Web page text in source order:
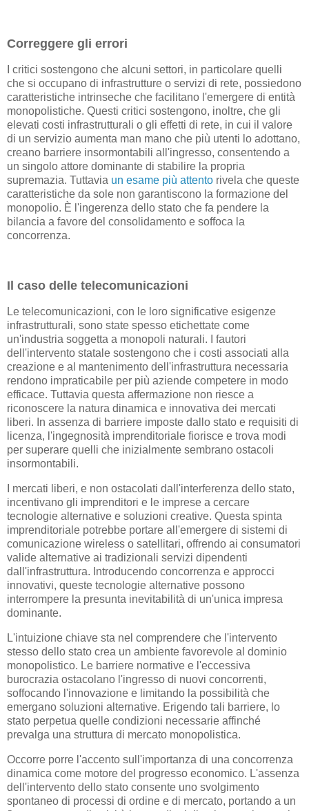
Correggere gli errori
I critici sostengono che alcuni settori, in particolare quelli
che si occupano di infrastrutture o servizi di rete, possiedono
caratteristiche intrinseche che facilitano l'emergere di entità
monopolistiche. Questi critici sostengono, inoltre, che gli
elevati costi infrastrutturali o gli effetti di rete, in cui il valore
di un servizio aumenta man mano che più utenti lo adottano,
creano barriere insormontabili all'ingresso, consentendo a
un singolo attore dominante di stabilire la propria
supremazia. Tuttavia un esame più attento rivela che queste
caratteristiche da sole non garantiscono la formazione del
monopolio. È l'ingerenza dello stato che fa pendere la
bilancia a favore del consolidamento e soffoca la
concorrenza.
Il caso delle telecomunicazioni
Le telecomunicazioni, con le loro significative esigenze
infrastrutturali, sono state spesso etichettate come
un'industria soggetta a monopoli naturali. I fautori
dell'intervento statale sostengono che i costi associati alla
creazione e al mantenimento dell'infrastruttura necessaria
rendono impraticabile per più aziende competere in modo
efficace. Tuttavia questa affermazione non riesce a
riconoscere la natura dinamica e innovativa dei mercati
liberi. In assenza di barriere imposte dallo stato e requisiti di
licenza, l'ingegnosità imprenditoriale fiorisce e trova modi
per superare quelli che inizialmente sembrano ostacoli
insormontabili.
I mercati liberi, e non ostacolati dall'interferenza dello stato,
incentivano gli imprenditori e le imprese a cercare
tecnologie alternative e soluzioni creative. Questa spinta
imprenditoriale potrebbe portare all'emergere di sistemi di
comunicazione wireless o satellitari, offrendo ai consumatori
valide alternative ai tradizionali servizi dipendenti
dall'infrastruttura. Introducendo concorrenza e approcci
innovativi, queste tecnologie alternative possono
interrompere la presunta inevitabilità di un'unica impresa
dominante.
L'intuizione chiave sta nel comprendere che l'intervento
stesso dello stato crea un ambiente favorevole al dominio
monopolistico. Le barriere normative e l'eccessiva
burocrazia ostacolano l'ingresso di nuovi concorrenti,
soffocando l'innovazione e limitando la possibilità che
emergano soluzioni alternative. Erigendo tali barriere, lo
stato perpetua quelle condizioni necessarie affinché
prevalga una struttura di mercato monopolistica.
Occorre porre l'accento sull'importanza di una concorrenza
dinamica come motore del progresso economico. L'assenza
dell'intervento dello stato consente uno svolgimento
spontaneo di processi di ordine e di mercato, portando a un